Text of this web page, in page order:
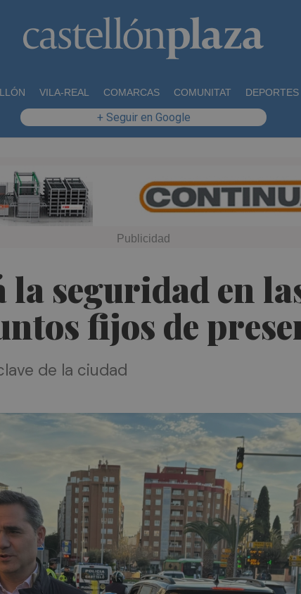
VILA-REAL COMARCAS COMUNITAT DEPORTES
+ Seguir en Google
seguridad en
fijos de
de la ciudad